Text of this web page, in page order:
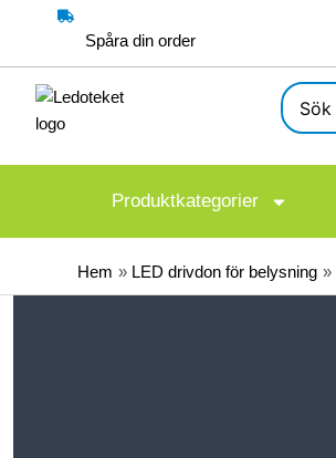
innehåll
Spåra din order
Search
...
Produktkategorier
Hem LED drivdon för belysning